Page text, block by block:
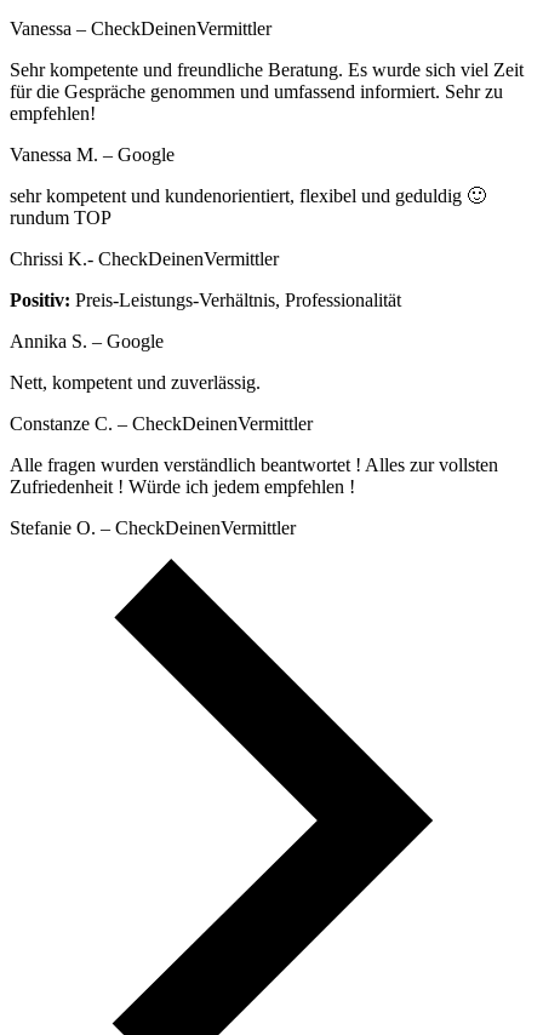
Vanessa – CheckDeinenVermittler
Sehr kompetente und freundliche Beratung. Es wurde sich viel Zeit
für die Gespräche genommen und umfassend informiert. Sehr zu
empfehlen!
Vanessa M. – Google
sehr kompetent und kundenorientiert, flexibel und geduldig 🙂
rundum TOP
Chrissi K.- CheckDeinenVermittler
Positiv: Preis-Leistungs-Verhältnis, Professionalität
Annika S. – Google
Nett, kompetent und zuverlässig.
Constanze C. – CheckDeinenVermittler
Alle fragen wurden verständlich beantwortet ! Alles zur vollsten
Zufriedenheit ! Würde ich jedem empfehlen !
Stefanie O. – CheckDeinenVermittler